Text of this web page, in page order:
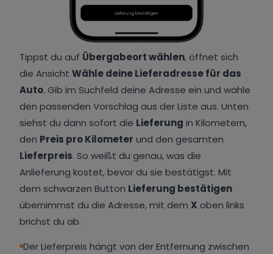
Tippst du auf Übergabeort wählen, öffnet sich
die Ansicht Wähle deine Lieferadresse für das
Auto. Gib im Suchfeld deine Adresse ein und wähle
den passenden Vorschlag aus der Liste aus. Unten
siehst du dann sofort die Lieferung in Kilometern,
den Preis pro Kilometer und den gesamten
Lieferpreis. So weißt du genau, was die
Anlieferung kostet, bevor du sie bestätigst. Mit
dem schwarzen Button Lieferung bestätigen
übernimmst du die Adresse, mit dem X oben links
brichst du ab.
Der Lieferpreis hängt von der Entfernung zwischen